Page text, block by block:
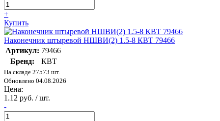
+
Купить
Наконечник штыревой НШВИ(2) 1.5-8 КВТ 79466
Артикул: 79466
Бренд:
КВТ
На складе 27573 шт.
Обновлено 04.08.2026
Цена:
1.12 руб. / шт.
-